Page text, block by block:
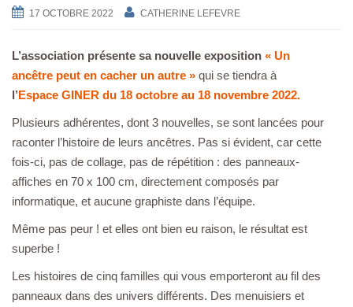
17 OCTOBRE 2022 CATHERINE LEFEVRE
L’association présente sa nouvelle exposition « Un
ancêtre peut en cacher un autre » qui se tiendra à
l’Espace GINER du 18 octobre au 18 novembre 2022.
Plusieurs adhérentes, dont 3 nouvelles, se sont lancées pour
raconter l’histoire de leurs ancêtres. Pas si évident, car cette
fois-ci, pas de collage, pas de répétition : des panneaux-
affiches en 70 x 100 cm, directement composés par
informatique, et aucune graphiste dans l’équipe.
Même pas peur ! et elles ont bien eu raison, le résultat est
superbe !
Les histoires de cinq familles qui vous emporteront au fil des
panneaux dans des univers différents. Des menuisiers et